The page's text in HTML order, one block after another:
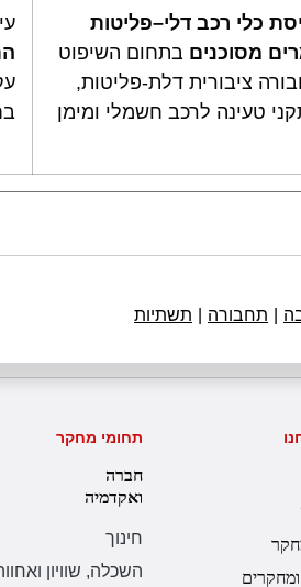
כלי רכב דלי–פליטות
מסוכנים בתחום השיפוט
ציבורית דלת-פליטות,
טעינה לרכב חשמלי ומימן
תחבורה תשתיות
תחומי מחקר
חברה
ואקדמיה
חינוך
השכלה, שוויון